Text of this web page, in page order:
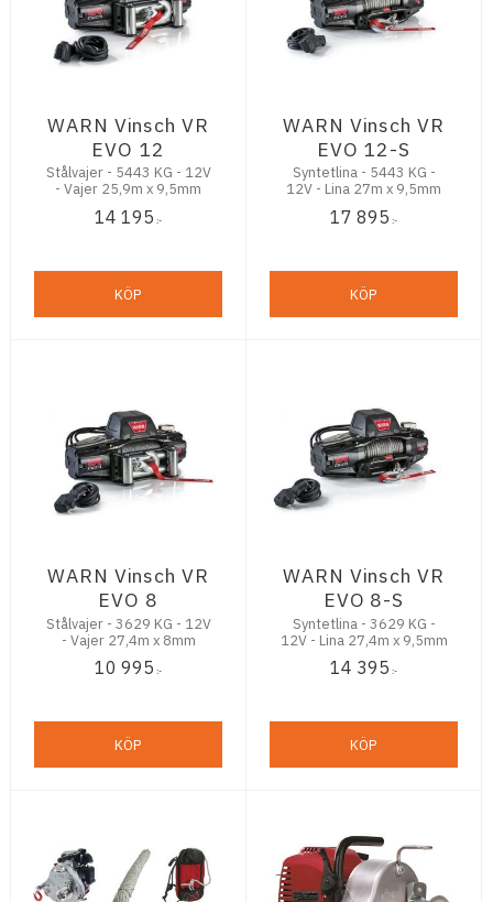
WARN Vinsch VR
EVO 12
Stålvajer - 5443 KG - 12V
- Vajer 25,9m x 9,5mm
14 195 :-
KÖP
WARN Vinsch VR
EVO 12-S
Syntetlina - 5443 KG -
12V - Lina 27m x 9,5mm
17 895 :-
KÖP
WARN Vinsch VR
EVO 8
Stålvajer - 3629 KG - 12V
- Vajer 27,4m x 8mm
10 995 :-
KÖP
WARN Vinsch VR
EVO 8-S
Syntetlina - 3629 KG -
12V - Lina 27,4m x 9,5mm
14 395 :-
KÖP